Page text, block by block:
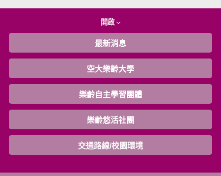
1-108快樂學堂-1081107FUN畫生活（二）
開啟
最新消息
空大樂齡大學
樂齡自主學習團體
樂齡悠活社團
交通路線/校園環境